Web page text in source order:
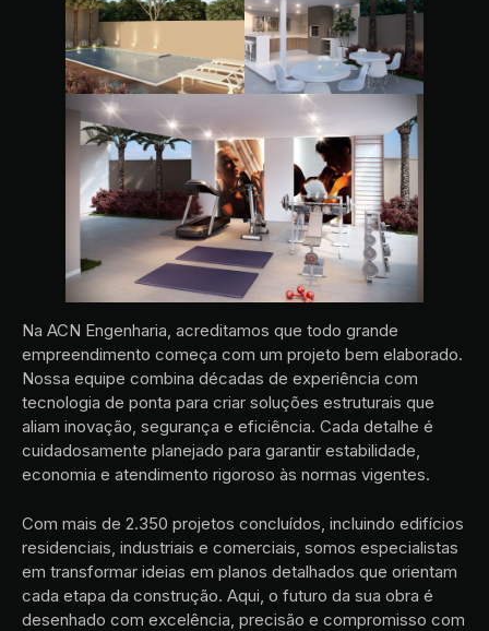
Na ACN Engenharia, acreditamos que todo grande
empreendimento começa com um projeto bem elaborado.
Nossa equipe combina décadas de experiência com
tecnologia de ponta para criar soluções estruturais que
aliam inovação, segurança e eficiência. Cada detalhe é
cuidadosamente planejado para garantir estabilidade,
economia e atendimento rigoroso às normas vigentes.
Com mais de 2.350 projetos concluídos, incluindo edifícios
residenciais, industriais e comerciais, somos especialistas
em transformar ideias em planos detalhados que orientam
cada etapa da construção. Aqui, o futuro da sua obra é
desenhado com excelência, precisão e compromisso com